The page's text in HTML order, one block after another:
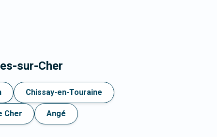
sur-Cher
Chissay-en-Touraine
Cher Angé